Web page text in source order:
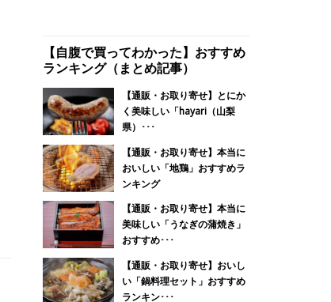
【自腹で買ってわかった】おすすめ
ランキング（まとめ記事）
【通販・お取り寄せ】とにか
く美味しい「hayari（山梨
県）･･･
【通販・お取り寄せ】本当に
おいしい「地鶏」おすすめラ
ンキング
【通販・お取り寄せ】本当に
美味しい「うなぎの蒲焼き」
おすすめ･･･
【通販・お取り寄せ】おいし
い「鍋料理セット」おすすめ
ランキン･･･